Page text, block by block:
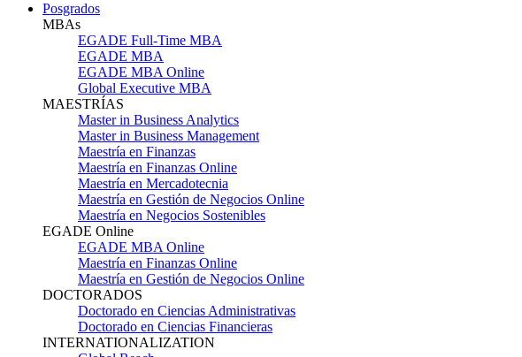
Posgrados
MBAs
EGADE Full-Time MBA
EGADE MBA
EGADE MBA Online
Global Executive MBA
MAESTRÍAS
Master in Business Analytics
Master in Business Management
Maestría en Finanzas
Maestría en Finanzas Online
Maestría en Mercadotecnia
Maestría en Gestión de Negocios Online
Maestría en Negocios Sostenibles
EGADE Online
EGADE MBA Online
Maestría en Finanzas Online
Maestría en Gestión de Negocios Online
DOCTORADOS
Doctorado en Ciencias Administrativas
Doctorado en Ciencias Financieras
INTERNATIONALIZATION